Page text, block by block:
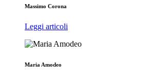
Massimo Corona
Leggi articoli
Maria Amodeo